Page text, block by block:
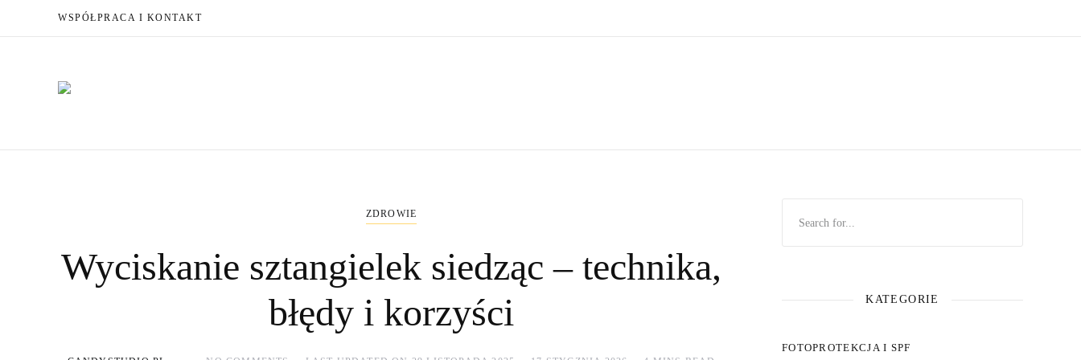
WSPÓŁPRACA I KONTAKT
ZDROWIE
Wyciskanie sztangielek siedząc – technika,
błędy i korzyści
KATEGORIE
FOTOPROTEKCJA I SPF